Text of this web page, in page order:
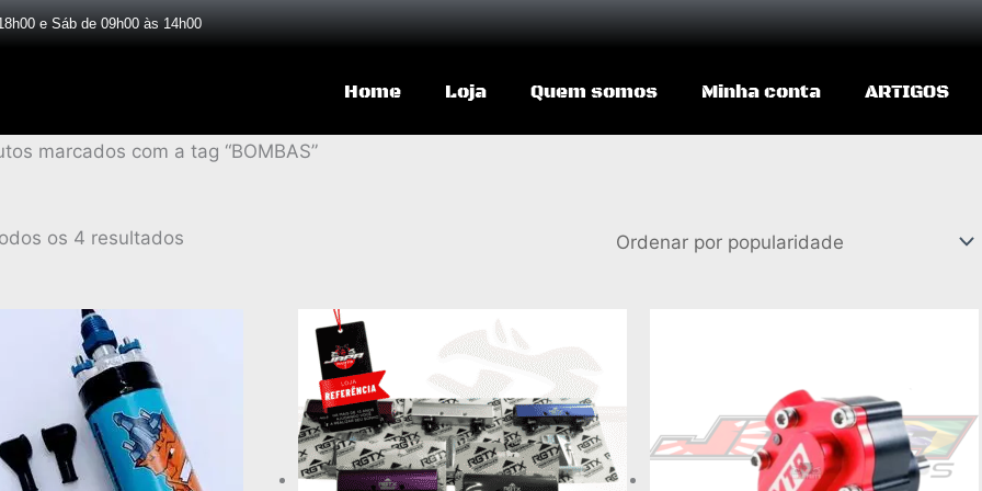
e Sáb de 09h00 às 14h00
Home Loja Quem somos Minha conta ARTIGOS
marcados com a tag “BOMBAS”
os 4 resultados
Classificado